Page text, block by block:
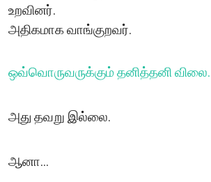
உறவினர்.
அதிகமாக வாங்குறவர்.
ஒவ்வொருவருக்கும் தனித்தனி விலை.
அது தவறு இல்லை.
ஆனா...